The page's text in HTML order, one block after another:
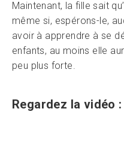
Maintenant, la fille sait
même si, espérons-le,
avoir à apprendre à se
enfants, au moins elle
peu plus forte.
Regardez la vidéo :